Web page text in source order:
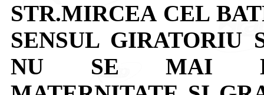
STR.MIRCEA CEL
SENSUL GIRATORIU
NU SE MAI